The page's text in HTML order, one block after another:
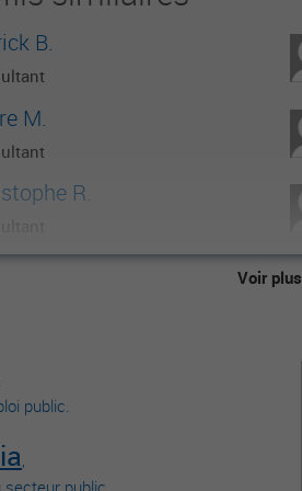
B.
M.
R.
B. Voir plus
public.
,
secteur public.